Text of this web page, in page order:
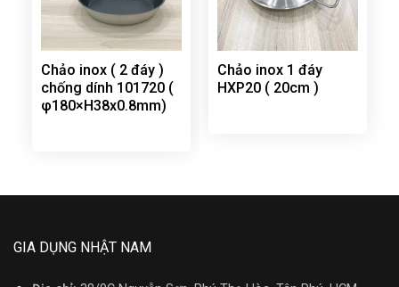
Chảo inox ( 2 đáy )
chống dính 101720 (
φ180×H38x0.8mm)
Chảo inox 1 đáy
HXP20 ( 20cm )
GIA DỤNG NHẬT NAM